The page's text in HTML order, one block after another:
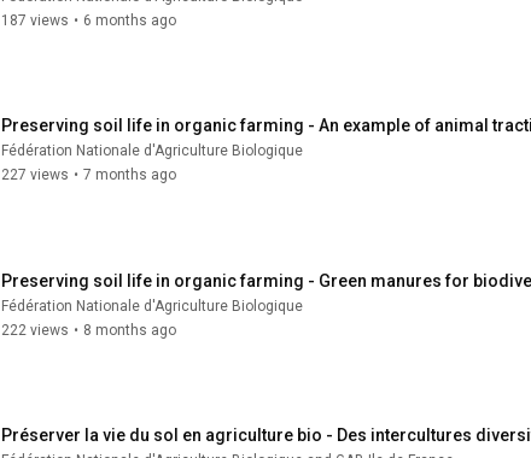
187 views • 6 months ago
Preserving soil life in organic farming - An example of animal
Fédération Nationale d'Agriculture Biologique
227 views • 7 months ago
Preserving soil life in organic farming - Green manures for
Fédération Nationale d'Agriculture Biologique
222 views • 8 months ago
Préserver la vie du sol en agriculture bio - Des intercultures